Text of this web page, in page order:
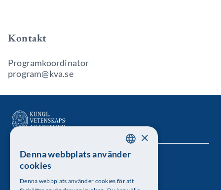
Kontakt
Programkoordinator
program@kva.se
Kungl. Vetenskapsakademien
Besöksadress: Lilla Frescativägen 4A
SWEDISH
×
Denna webbplats använder
cookies
Denna webbplats använder cookies för att